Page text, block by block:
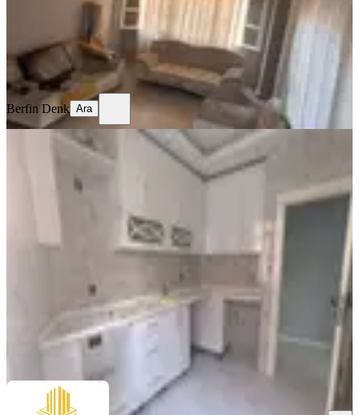
10.000 ₺
Berfin Denk
Ara
Berfin Denk Ara
Sağlam'dan Gürselpaşa'da 2+1
Kiralık Daire
130 m² ·Düz Giriş (Zemin)
220.000 ₺
SAĞLAM YAPI GAYRİMENKUL